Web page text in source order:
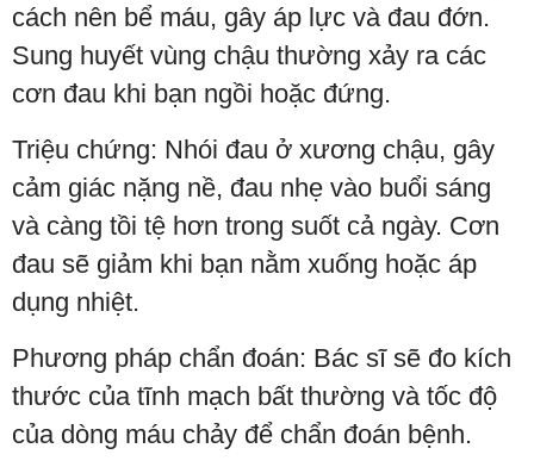
cách nên bể máu, gây áp lực và đau đớn.
Sung huyết vùng chậu thường xảy ra các
cơn đau khi bạn ngồi hoặc đứng.
Triệu chứng: Nhói đau ở xương chậu, gây
cảm giác nặng nề, đau nhẹ vào buổi sáng
và càng tồi tệ hơn trong suốt cả ngày. Cơn
đau sẽ giảm khi bạn nằm xuống hoặc áp
dụng nhiệt.
Phương pháp chẩn đoán: Bác sĩ sẽ đo kích
thước của tĩnh mạch bất thường và tốc độ
của dòng máu chảy để chẩn đoán bệnh.